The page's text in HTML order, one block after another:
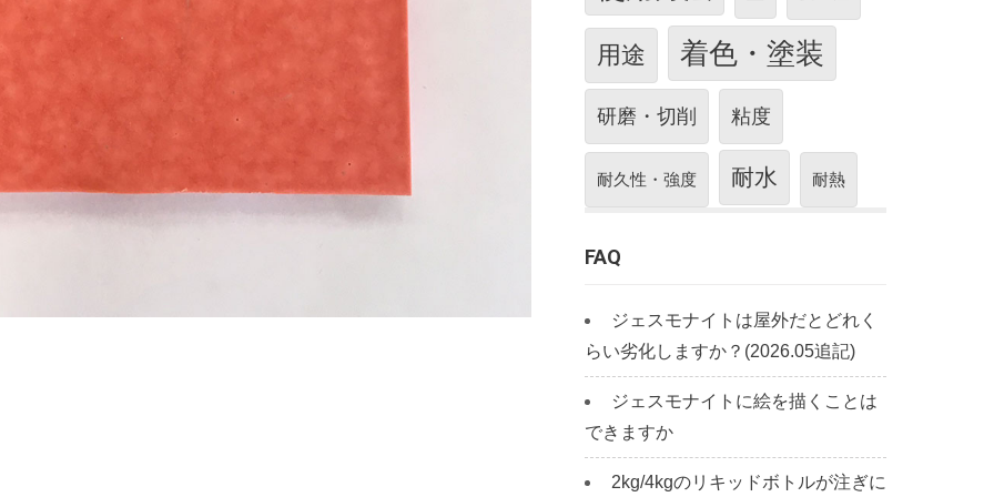
用途 着色・塗装
研磨・切削 粘度
耐久性・強度 耐水 耐熱
FAQ
ジェスモナイトは屋外だとどれく
らい劣化しますか？(2026.05追記)
ジェスモナイトに絵を描くことは
できますか
2kg/4kgのリキッドボトルが注ぎに